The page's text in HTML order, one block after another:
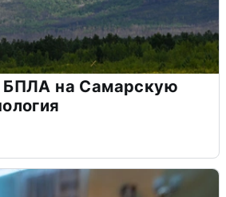
БПЛА на Самарскую